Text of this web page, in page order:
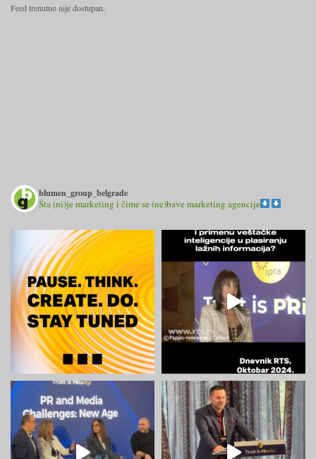
Feed trenutno nije dostupan.
blumen_group_belgrade
Šta (ni)je marketing i čime se (ne)bave marketing agencije